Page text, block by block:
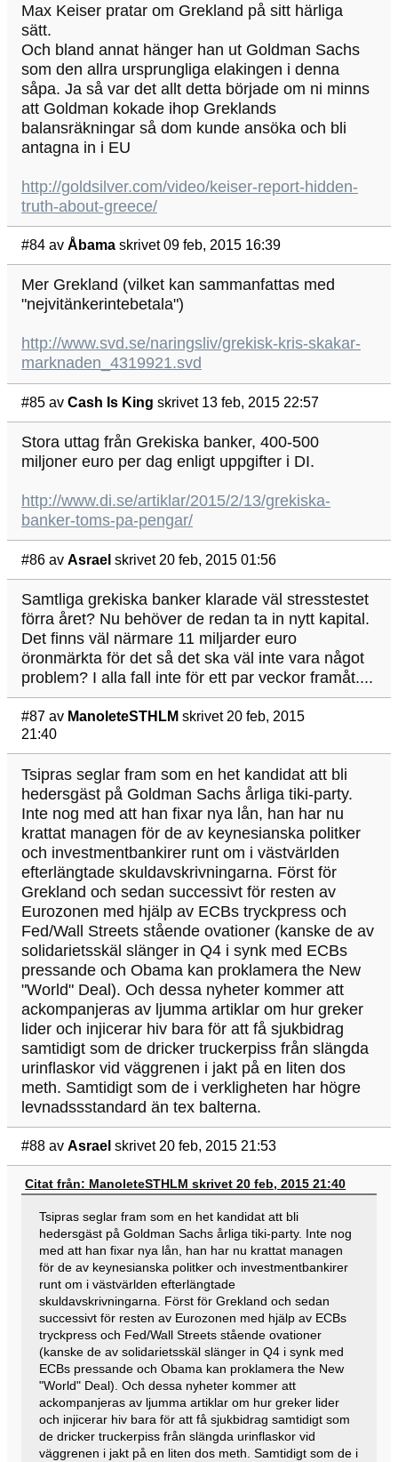
Max Keiser pratar om Grekland på sitt härliga
sätt.
Och bland annat hänger han ut Goldman Sachs
som den allra ursprungliga elakingen i denna
såpa. Ja så var det allt detta började om ni minns
att Goldman kokade ihop Greklands
balansräkningar så dom kunde ansöka och bli
antagna in i EU
http://goldsilver.com/video/keiser-report-hidden-
truth-about-greece/
#84 av Åbama skrivet 09 feb, 2015 16:39
Mer Grekland (vilket kan sammanfattas med
"nejvitänkerintebetala")
http://www.svd.se/naringsliv/grekisk-kris-skakar-
marknaden_4319921.svd
#85 av Cash Is King skrivet 13 feb, 2015 22:57
Stora uttag från Grekiska banker, 400-500
miljoner euro per dag enligt uppgifter i DI.
http://www.di.se/artiklar/2015/2/13/grekiska-
banker-toms-pa-pengar/
#86 av Asrael skrivet 20 feb, 2015 01:56
Samtliga grekiska banker klarade väl stresstestet
förra året? Nu behöver de redan ta in nytt kapital.
Det finns väl närmare 11 miljarder euro
öronmärkta för det så det ska väl inte vara något
problem? I alla fall inte för ett par veckor framåt....
#87 av ManoleteSTHLM skrivet 20 feb, 2015
21:40
Tsipras seglar fram som en het kandidat att bli
hedersgäst på Goldman Sachs årliga tiki-party.
Inte nog med att han fixar nya lån, han har nu
krattat managen för de av keynesianska politker
och investmentbankirer runt om i västvärlden
efterlängtade skuldavskrivningarna. Först för
Grekland och sedan successivt för resten av
Eurozonen med hjälp av ECBs tryckpress och
Fed/Wall Streets stående ovationer (kanske de av
solidarietsskäl slänger in Q4 i synk med ECBs
pressande och Obama kan proklamera the New
"World" Deal). Och dessa nyheter kommer att
ackompanjeras av ljumma artiklar om hur greker
lider och injicerar hiv bara för att få sjukbidrag
samtidigt som de dricker truckerpiss från slängda
urinflaskor vid väggrenen i jakt på en liten dos
meth. Samtidigt som de i verkligheten har högre
levnadssstandard än tex balterna.
#88 av Asrael skrivet 20 feb, 2015 21:53
Citat från: ManoleteSTHLM skrivet 20 feb, 2015 21:40
Tsipras seglar fram som en het kandidat att bli
hedersgäst på Goldman Sachs årliga tiki-party. Inte nog
med att han fixar nya lån, han har nu krattat managen
för de av keynesianska politker och investmentbankirer
runt om i västvärlden efterlängtade
skuldavskrivningarna. Först för Grekland och sedan
successivt för resten av Eurozonen med hjälp av ECBs
tryckpress och Fed/Wall Streets stående ovationer
(kanske de av solidarietsskäl slänger in Q4 i synk med
ECBs pressande och Obama kan proklamera the New
"World" Deal). Och dessa nyheter kommer att
ackompanjeras av ljumma artiklar om hur greker lider
och injicerar hiv bara för att få sjukbidrag samtidigt som
de dricker truckerpiss från slängda urinflaskor vid
väggrenen i jakt på en liten dos meth. Samtidigt som de i